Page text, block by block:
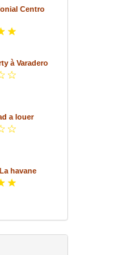
Centro
à Varadero
a louer
havane